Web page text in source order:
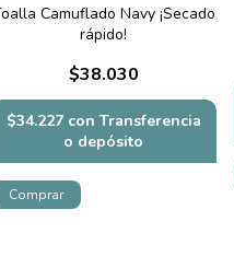
Camuflado Navy ¡Secado
rápido!
$38.030
$34.227 con Transferencia
o depósito